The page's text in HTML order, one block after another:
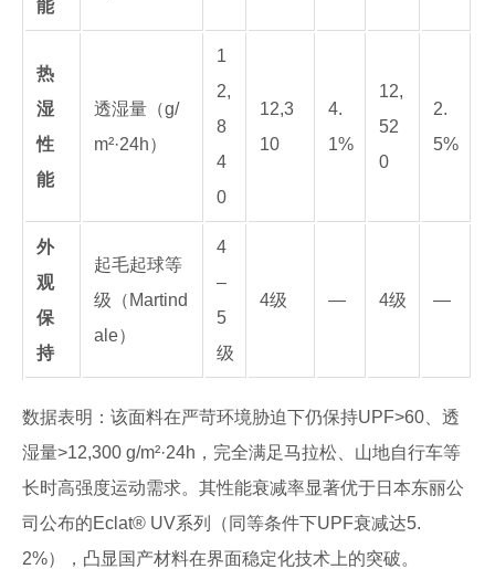
能
热
湿
性
能
透湿量（g/
m²·24h）
1
2,
8
4
0
12,3
10
4.
1%
12,
52
0
2.
5%
外
观
保
持
起毛起球等
级（Martind
ale）
4
–
5
级
4级 — 4级 —
数据表明：该面料在严苛环境胁迫下仍保持UPF>60、透
湿量>12,300 g/m²·24h，完全满足马拉松、山地自行车等
长时高强度运动需求。其性能衰减率显著优于日本东丽公
司公布的Eclat® UV系列（同等条件下UPF衰减达5.
2%），凸显国产材料在界面稳定化技术上的突破。